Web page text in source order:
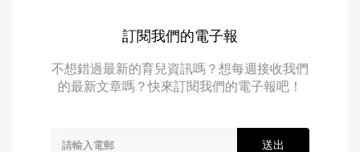
訂閱我們的電子報
不想錯過最新的育兒資訊嗎？想每週接收我們
的最新文章嗎？快來訂閱我們的電子報吧！
送出